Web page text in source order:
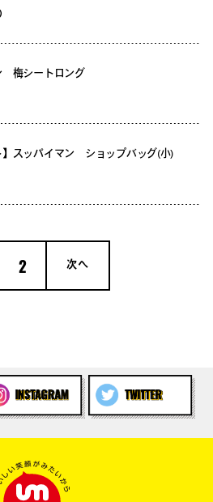
梅シートロング
】スッパイマン ショップバッグ(小)
2 次へ